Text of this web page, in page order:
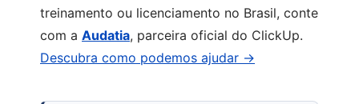
treinamento ou licenciamento no Brasil, conte
com a Audatia, parceira oficial do ClickUp.
Descubra como podemos ajudar →